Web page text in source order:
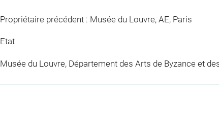
Propriétaire précédent : Musée du Louvre, AE, Paris
Etat
Musée du Louvre, Département des Arts de Byzance et